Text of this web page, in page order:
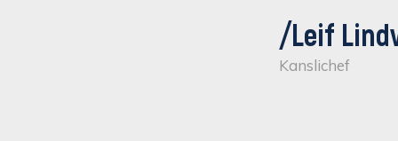
/Leif
Kanslichef